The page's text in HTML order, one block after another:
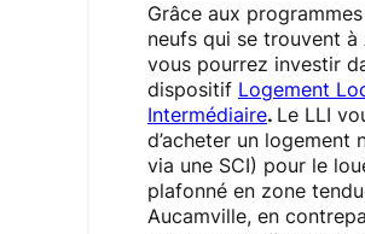
Grâce aux
neufs qui se trouvent à
vous pourrez investir
dispositif Logement
Intermédiaire. Le LLI
d’acheter un logement
via une SCI) pour le
plafonné en zone
Aucamville, en